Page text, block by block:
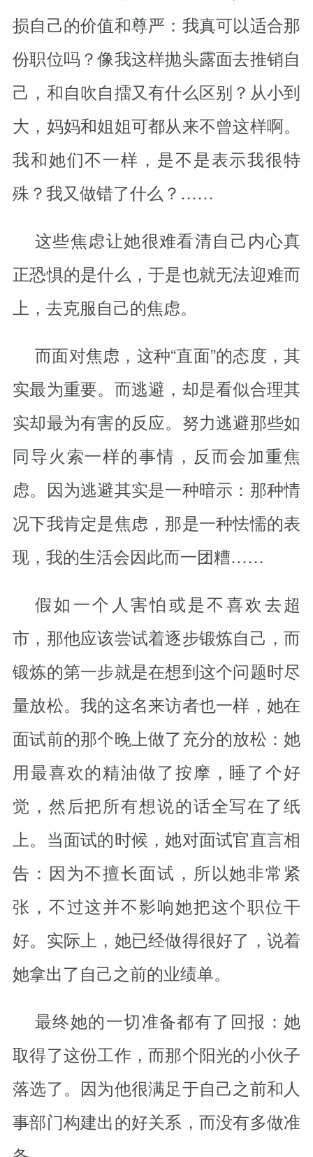
损自己的价值和尊严：我真可以适合那
份职位吗？像我这样抛头露面去推销自
己，和自吹自擂又有什么区别？从小到
大，妈妈和姐姐可都从来不曾这样啊。
我和她们不一样，是不是表示我很特
殊？我又做错了什么？……
这些焦虑让她很难看清自己内心真
正恐惧的是什么，于是也就无法迎难而
上，去克服自己的焦虑。
而面对焦虑，这种“直面”的态度，其
实最为重要。而逃避，却是看似合理其
实却最为有害的反应。努力逃避那些如
同导火索一样的事情，反而会加重焦
虑。因为逃避其实是一种暗示：那种情
况下我肯定是焦虑，那是一种怯懦的表
现，我的生活会因此而一团糟……
假如一个人害怕或是不喜欢去超
市，那他应该尝试着逐步锻炼自己，而
锻炼的第一步就是在想到这个问题时尽
量放松。我的这名来访者也一样，她在
面试前的那个晚上做了充分的放松：她
用最喜欢的精油做了按摩，睡了个好
觉，然后把所有想说的话全写在了纸
上。当面试的时候，她对面试官直言相
告：因为不擅长面试，所以她非常紧
张，不过这并不影响她把这个职位干
好。实际上，她已经做得很好了，说着
她拿出了自己之前的业绩单。
最终她的一切准备都有了回报：她
取得了这份工作，而那个阳光的小伙子
落选了。因为他很满足于自己之前和人
事部门构建出的好关系，而没有多做准